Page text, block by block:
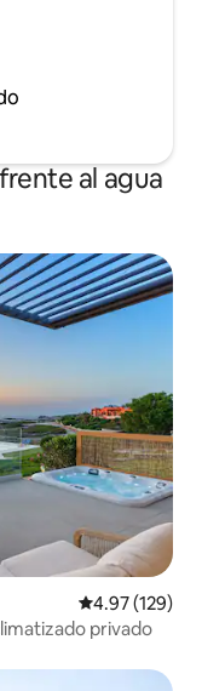
al agua
Calificación
4.97 (129)
privado